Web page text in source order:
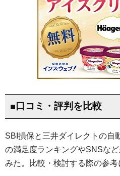
■口コミ・評判を比較
SBI損保と三井ダイレクトの自
の満足度ランキングやSNSな
みた。比較・検討する際の参考